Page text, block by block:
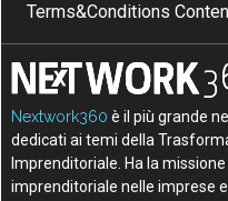
Terms&Conditions
Nextwork360 è il più grande
dedicati ai temi della
Imprenditoriale. Ha la
imprenditoriale nelle imprese